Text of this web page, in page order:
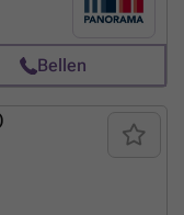
het gebouw voorzien
en een strakke
voorzien van
of kleinere
niet om
Bellen